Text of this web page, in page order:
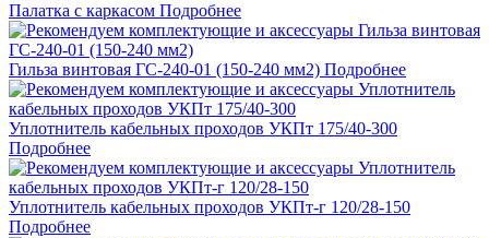
Палатка с каркасом Подробнее
Гильза винтовая ГС-240-01 (150-240 мм2) Подробнее
Уплотнитель кабельных проходов УКПт 175/40-300
Подробнее
Уплотнитель кабельных проходов УКПт-г 120/28-150
Подробнее